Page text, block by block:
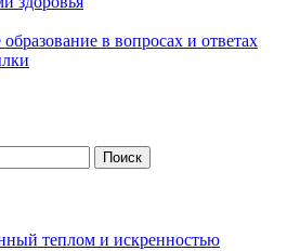
в вопросах и ответах
теплом и искренностью